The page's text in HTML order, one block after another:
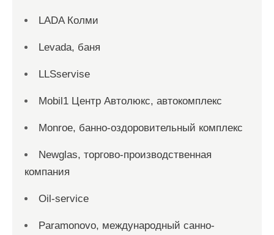
LADA Колми
Levada, баня
LLSservise
Mobil1 Центр Автолюкс, автокомплекс
Monroe, банно-оздоровительный комплекс
Newglas, торгово-производственная
компания
Oil-service
Paramonovo, международный санно-